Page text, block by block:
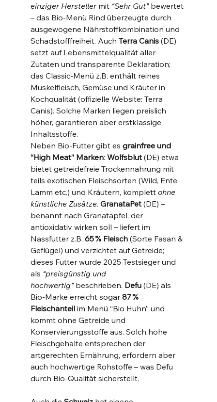
einziger Hersteller mit “Sehr Gut” bewertet
– das Bio-Menü Rind überzeugte durch
ausgewogene Nährstoffkombination und
Schadstofffreiheit​. Auch Terra Canis (DE)
setzt auf Lebensmittelqualität aller
Zutaten und transparente Deklaration;
das Classic-Menü z.B. enthält reines
Muskelfleisch, Gemüse und Kräuter in
Kochqualität (offizielle Website: Terra
Canis). Solche Marken liegen preislich
höher, garantieren aber erstklassige
Inhaltsstoffe.
Neben Bio-Futter gibt es grainfree und
“High Meat” Marken: Wolfsblut (DE) etwa
bietet getreidefreie Trockennahrung mit
teils exotischen Fleischsorten (Wild, Ente,
Lamm etc.) und Kräutern, komplett ohne
künstliche Zusätze​. GranataPet (DE) –
benannt nach Granatapfel, der
antioxidativ wirken soll – liefert im
Nassfutter z.B. 65 % Fleisch (Sorte Fasan &
Geflügel) und verzichtet auf Getreide;
dieses Futter wurde 2025 Testsieger und
als “preisgünstig und
hochwertig” beschrieben​. Defu (DE) als
Bio-Marke erreicht sogar 87 %
Fleischanteil im Menü “Bio Huhn” und
kommt ohne Getreide und
Konservierungsstoffe aus. Solch hohe
Fleischgehalte entsprechen der
artgerechten Ernährung, erfordern aber
auch hochwertige Rohstoffe – was Defu
durch Bio-Qualität sicherstellt.